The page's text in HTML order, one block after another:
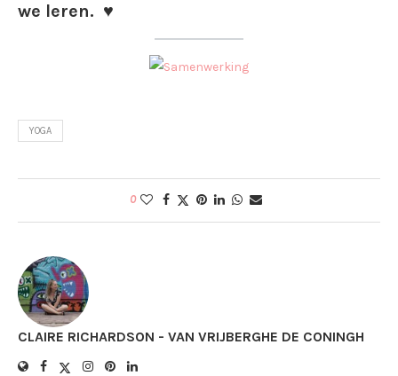
we leren. ♥
YOGA
0
CLAIRE RICHARDSON - VAN VRIJBERGHE DE CONINGH